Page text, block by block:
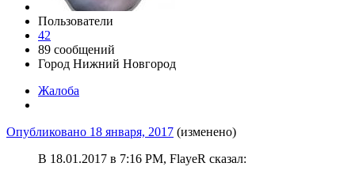
Пользователи
42
89 сообщений
Город Нижний Новгород
Жалоба
Опубликовано 18 января, 2017 (изменено)
В 18.01.2017 в 7:16 PM, FlayeR сказал: